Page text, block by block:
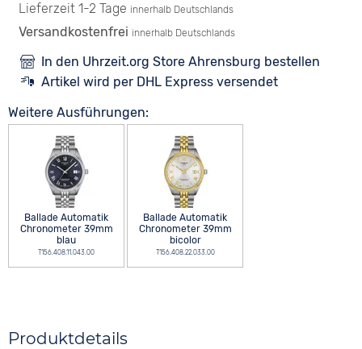
Lieferzeit 1-2 Tage innerhalb Deutschlands
Versandkostenfrei innerhalb Deutschlands
In den Uhrzeit.org Store Ahrensburg bestellen
Artikel wird per DHL Express versendet
Weitere Ausführungen:
Ballade Automatik
Chronometer 39mm
blau
T156.408.11.043.00
Ballade Automatik
Chronometer 39mm
bicolor
T156.408.22.033.00
Produktdetails